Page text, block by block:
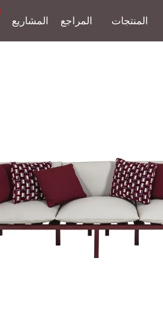
المنتجات المراجع المشاريع